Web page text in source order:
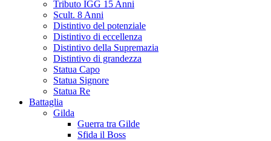
Tributo IGG 15 Anni
Scult. 8 Anni
Distintivo del potenziale
Distintivo di eccellenza
Distintivo della Supremazia
Distintivo di grandezza
Statua Capo
Statua Signore
Statua Re
Battaglia
Gilda
Guerra tra Gilde
Sfida il Boss